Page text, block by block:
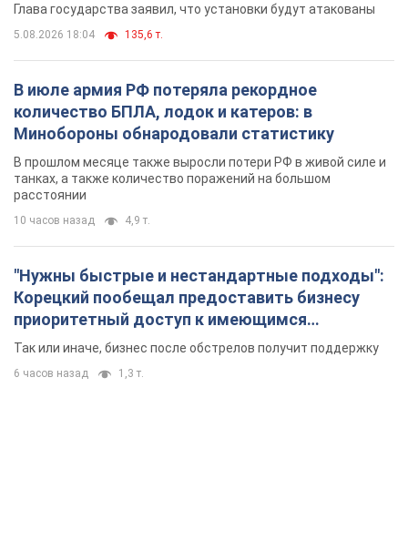
Глава государства заявил, что установки будут атакованы
5.08.2026 18:04 135,6 т.
В июле армия РФ потеряла рекордное
количество БПЛА, лодок и катеров: в
Минобороны обнародовали статистику
В прошлом месяце также выросли потери РФ в живой силе и
танках, а также количество поражений на большом
расстоянии
10 часов назад 4,9 т.
"Нужны быстрые и нестандартные подходы":
Корецкий пообещал предоставить бизнесу
приоритетный доступ к имеющимся
складским помещениям
Так или иначе, бизнес после обстрелов получит поддержку
6 часов назад 1,3 т.